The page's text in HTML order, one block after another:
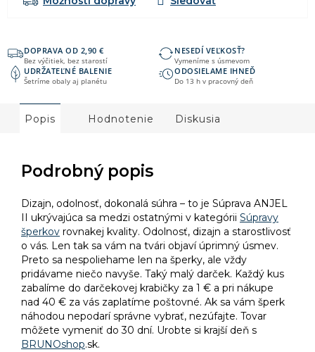
DOPRAVA OD 2,90 €
Bez výčitiek, bez starostí
NESEDÍ VEĽKOSŤ?
Vymeníme s úsmevom
UDRŽATEĽNÉ BALENIE
Šetríme obaly aj planétu
ODOSIELAME IHNEĎ
Do 13 h v pracovný deň
Popis Hodnotenie Diskusia
Podrobný popis
Dizajn, odolnosť, dokonalá súhra – to je Súprava ANJEL
II ukrývajúca sa medzi ostatnými v kategórii Súpravy
šperkov rovnakej kvality. Odolnosť, dizajn a starostlivosť
o vás. Len tak sa vám na tvári objaví úprimný úsmev.
Preto sa nespoliehame len na šperky, ale vždy
pridávame niečo navyše. Taký malý darček. Každý kus
zabalíme do darčekovej krabičky za 1 € a pri nákupe
nad 40 € za vás zaplatíme poštovné. Ak sa vám šperk
náhodou nepodarí správne vybrať, nezúfajte. Tovar
môžete vymeniť do 30 dní. Urobte si krajší deň s
BRUNOshop.sk.